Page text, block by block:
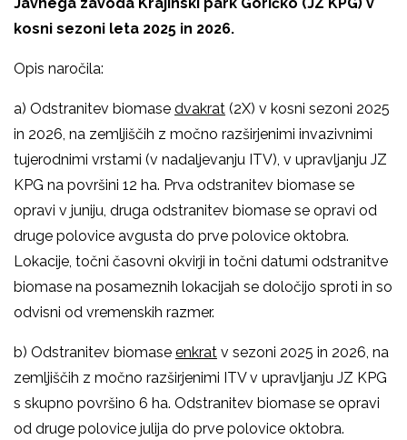
kosni sezoni leta 2025 in 2026.
Opis naročila:
a) Odstranitev biomase dvakrat (2X) v kosni sezoni 2025
in 2026, na zemljiščih z močno razširjenimi invazivnimi
tujerodnimi vrstami (v nadaljevanju ITV), v upravljanju JZ
KPG na površini 12 ha. Prva odstranitev biomase se
opravi v juniju, druga odstranitev biomase se opravi od
druge polovice avgusta do prve polovice oktobra.
Lokacije, točni časovni okvirji in točni datumi odstranitve
biomase na posameznih lokacijah se določijo sproti in so
odvisni od vremenskih razmer.
b) Odstranitev biomase enkrat v sezoni 2025 in 2026, na
zemljiščih z močno razširjenimi ITV v upravljanju JZ KPG
s skupno površino 6 ha. Odstranitev biomase se opravi
od druge polovice julija do prve polovice oktobra.